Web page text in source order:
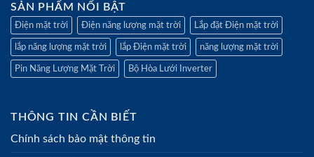
SẢN PHẨM NỔI BẬT
Điện mặt trời Điện năng lượng mặt trời Lắp đặt Điện mặt trời
lắp năng lượng mặt trời lắp Điện mặt trời năng lượng mặt trời
Pin Năng Lượng Mặt Trời Bộ Hòa Lưới Inverter
THÔNG TIN CẦN BIẾT
Chính sách bảo mật thông tin